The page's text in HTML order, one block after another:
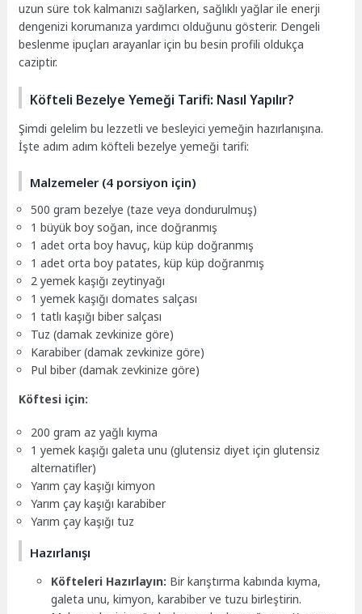
uzun süre tok kalmanızı sağlarken, sağlıklı yağlar ile enerji
dengenizi korumanıza yardımcı olduğunu gösterir. Dengeli
beslenme ipuçları arayanlar için bu besin profili oldukça
caziptir.
Köfteli Bezelye Yemeği Tarifi: Nasıl Yapılır?
Şimdi gelelim bu lezzetli ve besleyici yemeğin hazırlanışına.
İşte adım adım köfteli bezelye yemeği tarifi:
Malzemeler (4 porsiyon için)
500 gram bezelye (taze veya dondurulmuş)
1 büyük boy soğan, ince doğranmış
1 adet orta boy havuç, küp küp doğranmış
1 adet orta boy patates, küp küp doğranmış
2 yemek kaşığı zeytinyağı
1 yemek kaşığı domates salçası
1 tatlı kaşığı biber salçası
Tuz (damak zevkinize göre)
Karabiber (damak zevkinize göre)
Pul biber (damak zevkinize göre)
Köftesi için:
200 gram az yağlı kıyma
1 yemek kaşığı galeta unu (glutensiz diyet için glutensiz
alternatifler)
Yarım çay kaşığı kimyon
Yarım çay kaşığı karabiber
Yarım çay kaşığı tuz
Hazırlanışı
Köfteleri Hazırlayın: Bir karıştırma kabında kıyma,
galeta unu, kimyon, karabiber ve tuzu birleştirin.